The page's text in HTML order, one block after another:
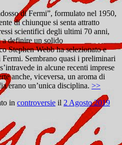
di Fermi”, formulato nel 1950,
di chiunque si senta attratto
scientifici degli ultimi 70 anni,
definire un solido
Stephen Webb ha selezionato e
Sembrano quasi i preliminari
in alcune recenti imprese
anche, viceversa, un aroma di
erano un’unica disciplina. >>
in controversie il 2 Agosto 2019